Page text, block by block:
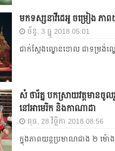
មកទស្សនាវីដេអូ ចម្រៀង ភា
ច័ន្ទ, 3 ធ្នូ 2018 05:01
ជាក់ស្ដែងល្ខោនខោល ជាទម្រង់
សំ ថារ័ត្ន បកស្រាយវត្តមានចូ
នៅអាមេរិក និងកាណាដា
ពុធ, 28 វិច្ឆិកា 2018 08:56
ក្នុងភាពយន្តប្រមាណជាង ២ ម៉ោ